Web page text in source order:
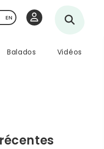
Balados Vidéos
EN